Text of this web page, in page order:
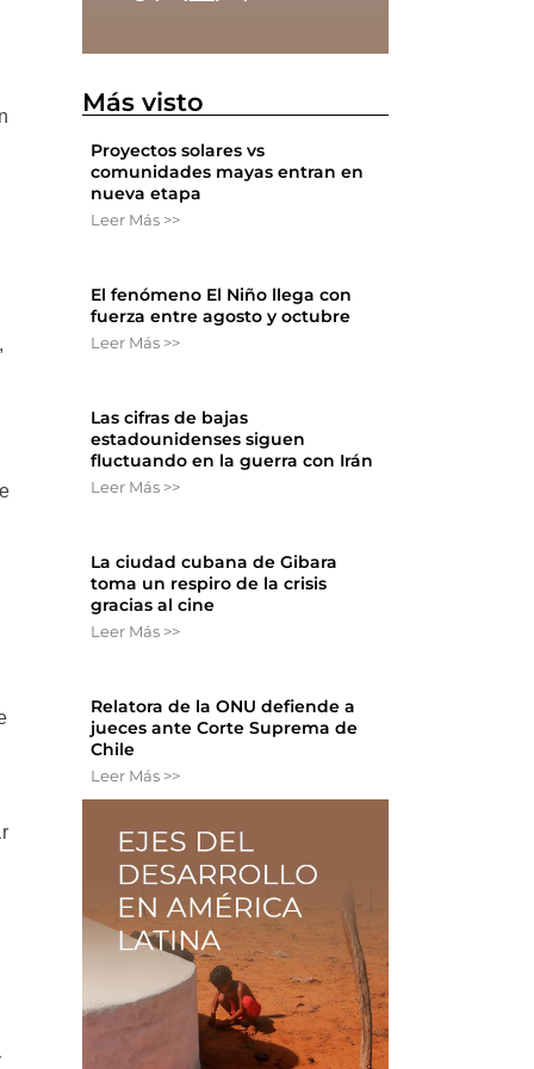
Más visto
Proyectos solares vs
comunidades mayas entran en
nueva etapa
Leer Más >>
El fenómeno El Niño llega con
fuerza entre agosto y octubre
Leer Más >>
Las cifras de bajas
estadounidenses siguen
fluctuando en la guerra con Irán
Leer Más >>
La ciudad cubana de Gibara
toma un respiro de la crisis
gracias al cine
Leer Más >>
Relatora de la ONU defiende a
jueces ante Corte Suprema de
Chile
Leer Más >>